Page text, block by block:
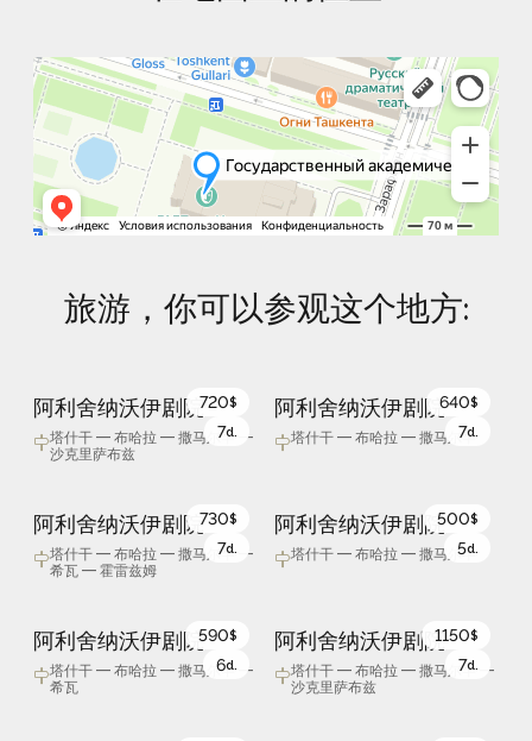
旅游，你可以参观这个地方:
阿利舍纳沃伊剧院
塔什干 — 布哈拉 — 撒马尔罕 —
沙克里萨布兹
720$
7d.
阿利舍纳沃伊剧院
塔什干 — 布哈拉 — 撒马尔罕
640$
7d.
阿利舍纳沃伊剧院
塔什干 — 布哈拉 — 撒马尔罕 —
希瓦 — 霍雷兹姆
730$
7d.
阿利舍纳沃伊剧院
塔什干 — 布哈拉 — 撒马尔罕
500$
5d.
阿利舍纳沃伊剧院
塔什干 — 布哈拉 — 撒马尔罕 —
希瓦
590$
6d.
阿利舍纳沃伊剧院
塔什干 — 布哈拉 — 撒马尔罕 —
沙克里萨布兹
1150$
7d.